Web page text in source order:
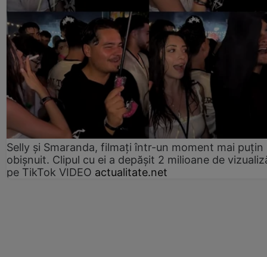
Selly și Smaranda, filmați într-un moment mai puțin
obișnuit. Clipul cu ei a depășit 2 milioane de
pe TikTok VIDEO actualitate.net